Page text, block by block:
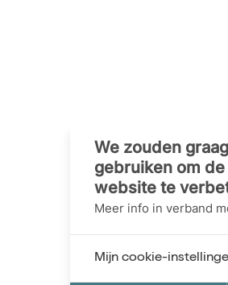
We zouden
gebruiken om
website te
Meer info in verband
Mijn cookie-